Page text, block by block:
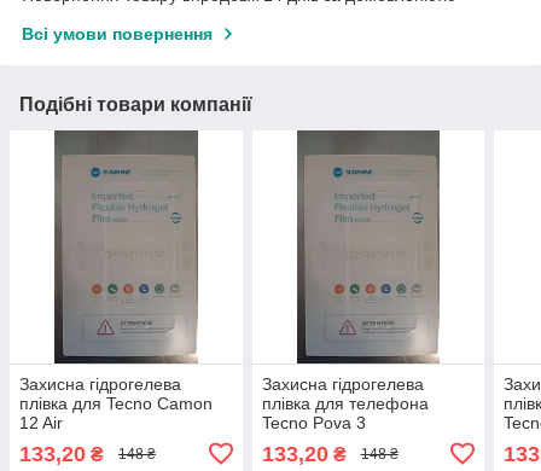
Всі умови повернення
Подібні товари компанії
Захисна гідрогелева
плівка для Tecno Camon
12 Air
133,20 ₴ 148 ₴
Захисна гідрогелева
плівка для телефона
Tecno Pova 3
133,20₴ 148 ₴